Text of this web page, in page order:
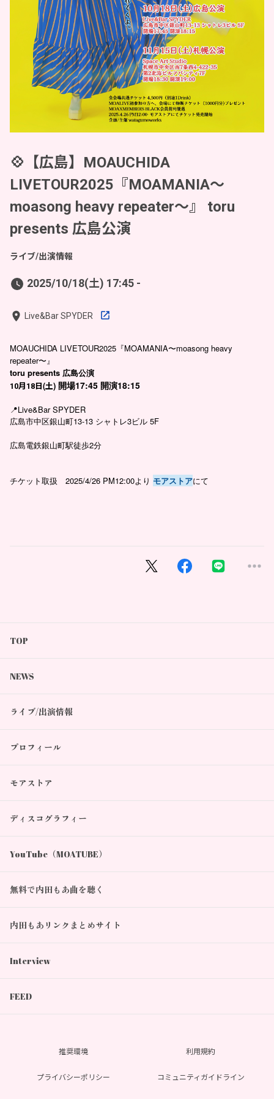
💠【広島】MOAUCHIDA
LIVETOUR2025『MOAMANIA〜
moasong heavy repeater〜』 toru
presents 広島公演
ライブ/出演情報
2025/10/18(土) 17:45 -
Live&Bar SPYDER
MOAUCHIDA LIVETOUR2025『MOAMANIA〜moasong heavy
repeater〜』
toru presents 広島公演
10月 18日(土) 開場17:45 開演18:15
📍Live&Bar SPYDER
広島市中区銀山町13-13 シャトレ3ビル 5F
広島電鉄銀山町駅徒歩2分
チケット取扱 2025/4/26 PM12:00より モアストアにて
TOP
NEWS
ライブ/出演情報
プロフィール
モアストア
ディスコグラフィー
YouTube（MOATUBE）
無料で内田もあ曲を聴く
内田もあリンクまとめサイト
Interview
FEED
推奨環境 利用規約
プライバシーポリシー コミュニティガイドライン